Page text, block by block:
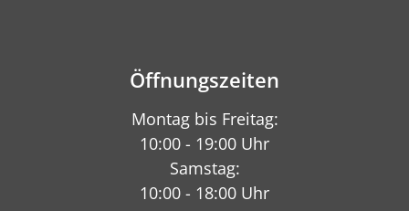
Öffnungszeiten
Montag bis Freitag:
10:00 - 19:00 Uhr
Samstag:
10:00 - 18:00 Uhr